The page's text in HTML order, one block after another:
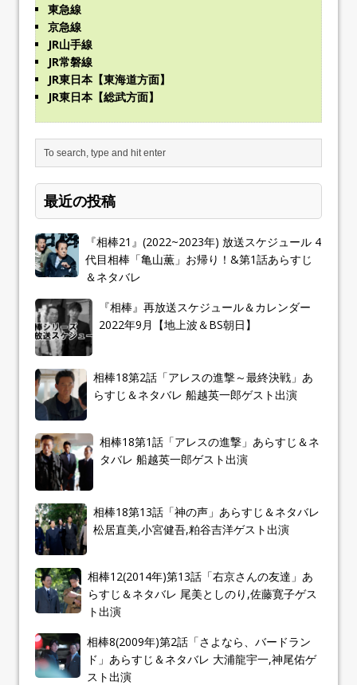
東急線
京急線
JR山手線
JR常磐線
JR東日本【東海道方面】
JR東日本【総武方面】
最近の投稿
『相棒21』(2022~2023年) 放送スケジュール 4
代目相棒「亀山薫」お帰り！&第1話あらすじ
＆ネタバレ
『相棒』再放送スケジュール＆カレンダー
2022年9月【地上波＆BS朝日】
相棒18第2話「アレスの進撃～最終決戦」あ
らすじ＆ネタバレ 船越英一郎ゲスト出演
相棒18第1話「アレスの進撃」あらすじ＆ネ
タバレ 船越英一郎ゲスト出演
相棒18第13話「神の声」あらすじ＆ネタバレ
松居直美,小宮健吾,粕谷吉洋ゲスト出演
相棒12(2014年)第13話「右京さんの友達」あ
らすじ＆ネタバレ 尾美としのり,佐藤寛子ゲス
ト出演
相棒8(2009年)第2話「さよなら、バードラン
ド」あらすじ＆ネタバレ 大浦龍宇一,神尾佑ゲ
スト出演